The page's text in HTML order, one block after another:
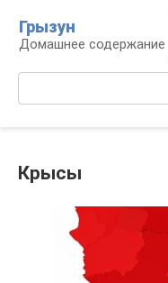
контенту
Грызун
Домашнее содержание
Крысы